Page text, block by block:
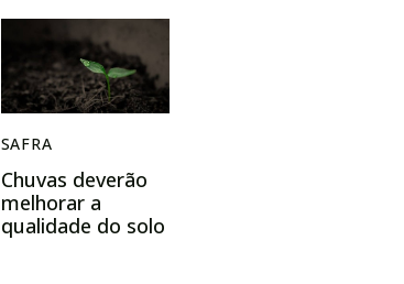
SAFRA
Chuvas deverão
melhorar a
qualidade do solo